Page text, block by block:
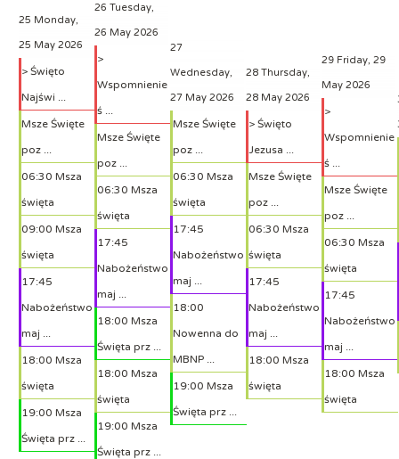
25 Monday,
25 May 2026
> Święto
Najświ ...
Msze Święte
poz ...
06:30 Msza
święta
09:00 Msza
święta
17:45
Nabożeństwo
maj ...
18:00 Msza
święta
19:00 Msza
Święta prz ...
26 Tuesday,
26 May 2026
>
Wspomnienie
ś ...
Msze Święte
poz ...
06:30 Msza
święta
17:45
Nabożeństwo
maj ...
18:00 Msza
Święta prz ...
18:00 Msza
święta
19:00 Msza
Święta prz ...
27
Wednesday,
27 May 2026
Msze Święte
poz ...
06:30 Msza
święta
17:45
Nabożeństwo
maj ...
18:00
Nowenna do
MBNP ...
19:00 Msza
Święta prz ...
28 Thursday,
28 May 2026
> Święto
Jezusa ...
Msze Święte
poz ...
06:30 Msza
święta
17:45
Nabożeństwo
maj ...
18:00 Msza
święta
29 Friday, 29
May 2026
>
Wspomnienie
ś ...
Msze Święte
poz ...
06:30 Msza
święta
17:45
Nabożeństwo
maj ...
18:00 Msza
święta